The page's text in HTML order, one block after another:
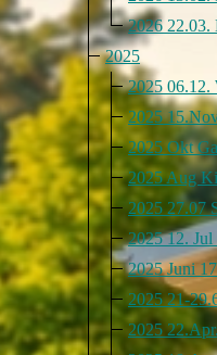
2026 22.03.
2025
2025 06.12.
2025
2025 Okt
2025 Aug
2025 27.07
2025 12. Jul
2025 Juni
2025 21-
2025